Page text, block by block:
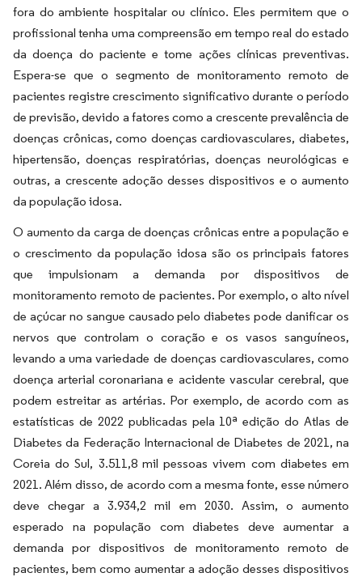
fora do ambiente hospitalar ou clínico. Eles permitem que o
profissional tenha uma compreensão em tempo real do estado
da doença do paciente e tome ações clínicas preventivas.
Espera-se que o segmento de monitoramento remoto de
pacientes registre crescimento significativo durante o período
de previsão, devido a fatores como a crescente prevalência de
doenças crônicas, como doenças cardiovasculares, diabetes,
hipertensão, doenças respiratórias, doenças neurológicas e
outras, a crescente adoção desses dispositivos e o aumento
da população idosa.
O aumento da carga de doenças crônicas entre a população e
o crescimento da população idosa são os principais fatores
que impulsionam a demanda por dispositivos de
monitoramento remoto de pacientes. Por exemplo, o alto nível
de açúcar no sangue causado pelo diabetes pode danificar os
nervos que controlam o coração e os vasos sanguíneos,
levando a uma variedade de doenças cardiovasculares, como
doença arterial coronariana e acidente vascular cerebral, que
podem estreitar as artérias. Por exemplo, de acordo com as
estatísticas de 2022 publicadas pela 10ª edição do Atlas de
Diabetes da Federação Internacional de Diabetes de 2021, na
Coreia do Sul, 3.511,8 mil pessoas vivem com diabetes em
2021. Além disso, de acordo com a mesma fonte, esse número
deve chegar a 3.934,2 mil em 2030. Assim, o aumento
esperado na população com diabetes deve aumentar a
demanda por dispositivos de monitoramento remoto de
pacientes, bem como aumentar a adoção desses dispositivos